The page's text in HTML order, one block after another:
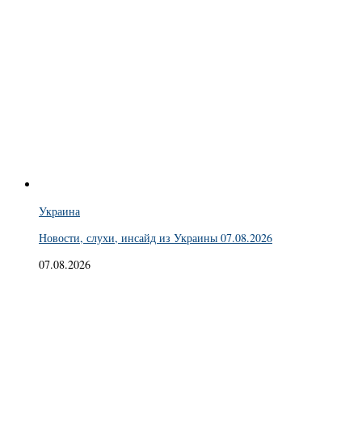
Украина
Новости, слухи, инсайд из Украины 07.08.2026
07.08.2026